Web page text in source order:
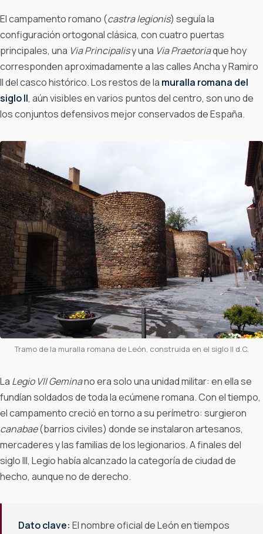
El campamento romano (castra legionis) seguía la
configuración ortogonal clásica, con cuatro puertas
principales, una Via Principalisy una Via Praetoriaque hoy
corresponden aproximadamente a las calles Ancha y Ramiro
II del casco histórico. Los restos de la muralla romana del
siglo II, aún visibles en varios puntos del centro, son uno de
los conjuntos defensivos mejor conservados de España.
Tramo de la muralla romana de León, construida en el siglo II d.C.
La Legio VII Geminano era solo una unidad militar: en ella se
fundían soldados de toda la ecúmene romana. Con el tiempo,
el campamento creció en torno a su perímetro: surgieron
canabae(barrios civiles) donde se instalaron artesanos,
mercaderes y las familias de los legionarios. A finales del
siglo III, Legio había alcanzado la categoría de ciudad de
hecho, aunque no de derecho.
Dato clave: El nombre oficial de León en tiempos